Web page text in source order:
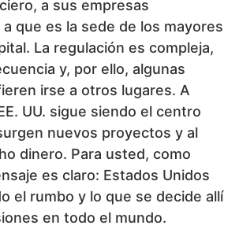
a sus empresas
que es la sede de los mayores
La regulación es compleja,
y, por ello, algunas
irse a otros lugares. A
UU. sigue siendo el centro
nuevos proyectos y al
dinero. Para usted, como
es claro: Estados Unidos
el rumbo y lo que se decide allí
en todo el mundo.